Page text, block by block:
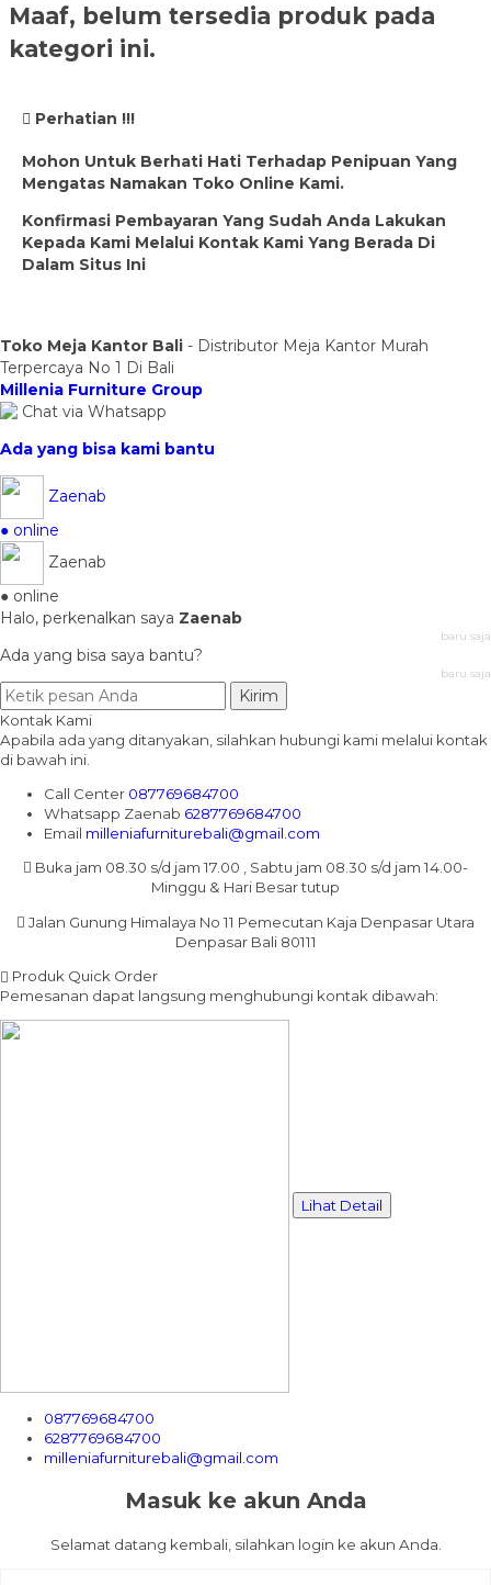
Maaf, belum tersedia produk pada
kategori ini.
Perhatian !!!
Mohon Untuk Berhati Hati Terhadap Penipuan Yang
Mengatas Namakan Toko Online Kami.
Konfirmasi Pembayaran Yang Sudah Anda Lakukan
Kepada Kami Melalui Kontak Kami Yang Berada Di
Dalam Situs Ini
Toko Meja Kantor Bali - Distributor Meja Kantor Murah
Terpercaya No 1 Di Bali
Millenia Furniture Group
Chat via Whatsapp
Ada yang bisa kami bantu
Zaenab
● online
Zaenab
● online
Halo, perkenalkan saya Zaenab
baru saja
Ada yang bisa saya bantu?
baru saja
Kirim
Kontak Kami
Apabila ada yang ditanyakan, silahkan hubungi kami melalui kontak
di bawah ini.
Call Center 087769684700
Whatsapp Zaenab 6287769684700
Email milleniafurniturebali@gmail.com
Buka jam 08.30 s/d jam 17.00 , Sabtu jam 08.30 s/d jam 14.00-
Minggu & Hari Besar tutup
Jalan Gunung Himalaya No 11 Pemecutan Kaja Denpasar Utara
Denpasar Bali 80111
Produk Quick Order
Pemesanan dapat langsung menghubungi kontak dibawah:
Lihat Detail
087769684700
6287769684700
milleniafurniturebali@gmail.com
Masuk ke akun Anda
Selamat datang kembali, silahkan login ke akun Anda.